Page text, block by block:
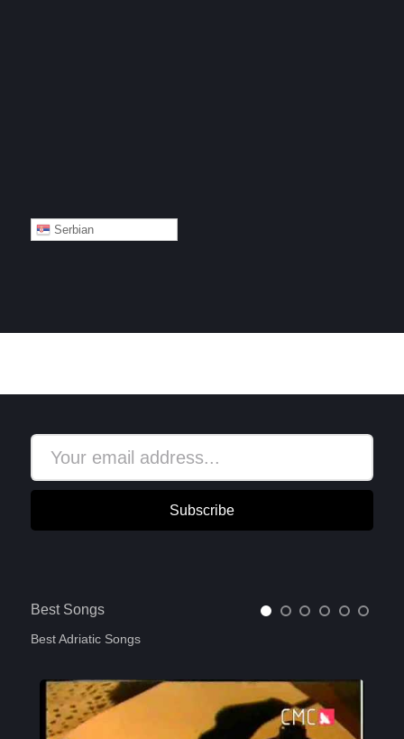
Serbian
Subscribe
Best Songs
Best Adriatic Songs